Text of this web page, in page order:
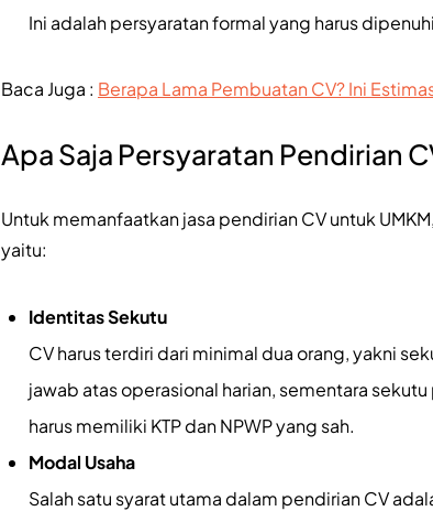
Ini adalah persyaratan formal yang harus
Baca Juga : Berapa Lama Pembuatan CV? Ini
Apa Saja Persyaratan Pendirian
Untuk memanfaatkan jasa pendirian CV untuk
yaitu:
Identitas Sekutu
CV harus terdiri dari minimal dua orang, yakni
jawab atas operasional harian, sementara
harus memiliki KTP dan NPWP yang sah.
Modal Usaha
Salah satu syarat utama dalam pendirian CV